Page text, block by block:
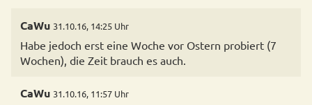
CaWu 31.10.16, 14:25 Uhr
Habe jedoch erst eine Woche vor Ostern probiert (7
CaWu 31.10.16, 11:57 Uhr